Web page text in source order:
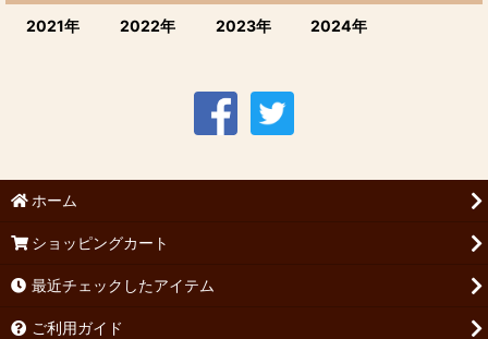
2021年 2022年 2023年 2024年
ホーム
ショッピングカート
最近チェックしたアイテム
ご利用ガイド